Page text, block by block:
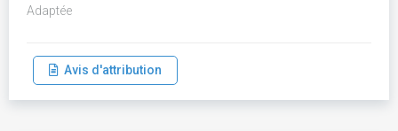
Adaptée
Avis d'attribution